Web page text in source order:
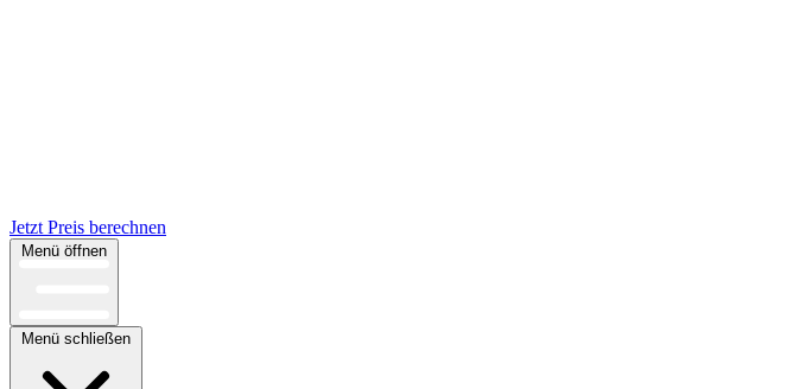
Jetzt Preis berechnen
Menü öffnen
Menü schließen